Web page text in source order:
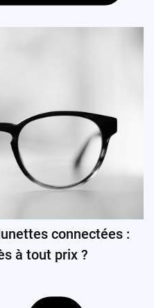
connectées :
à tout prix ?